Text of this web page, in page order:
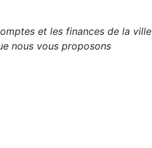
et les finances de la ville
nous vous proposons